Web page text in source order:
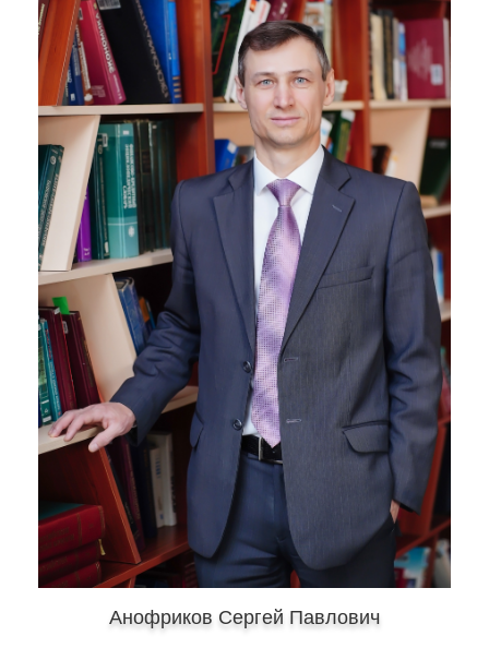
Анофриков Сергей Павлович